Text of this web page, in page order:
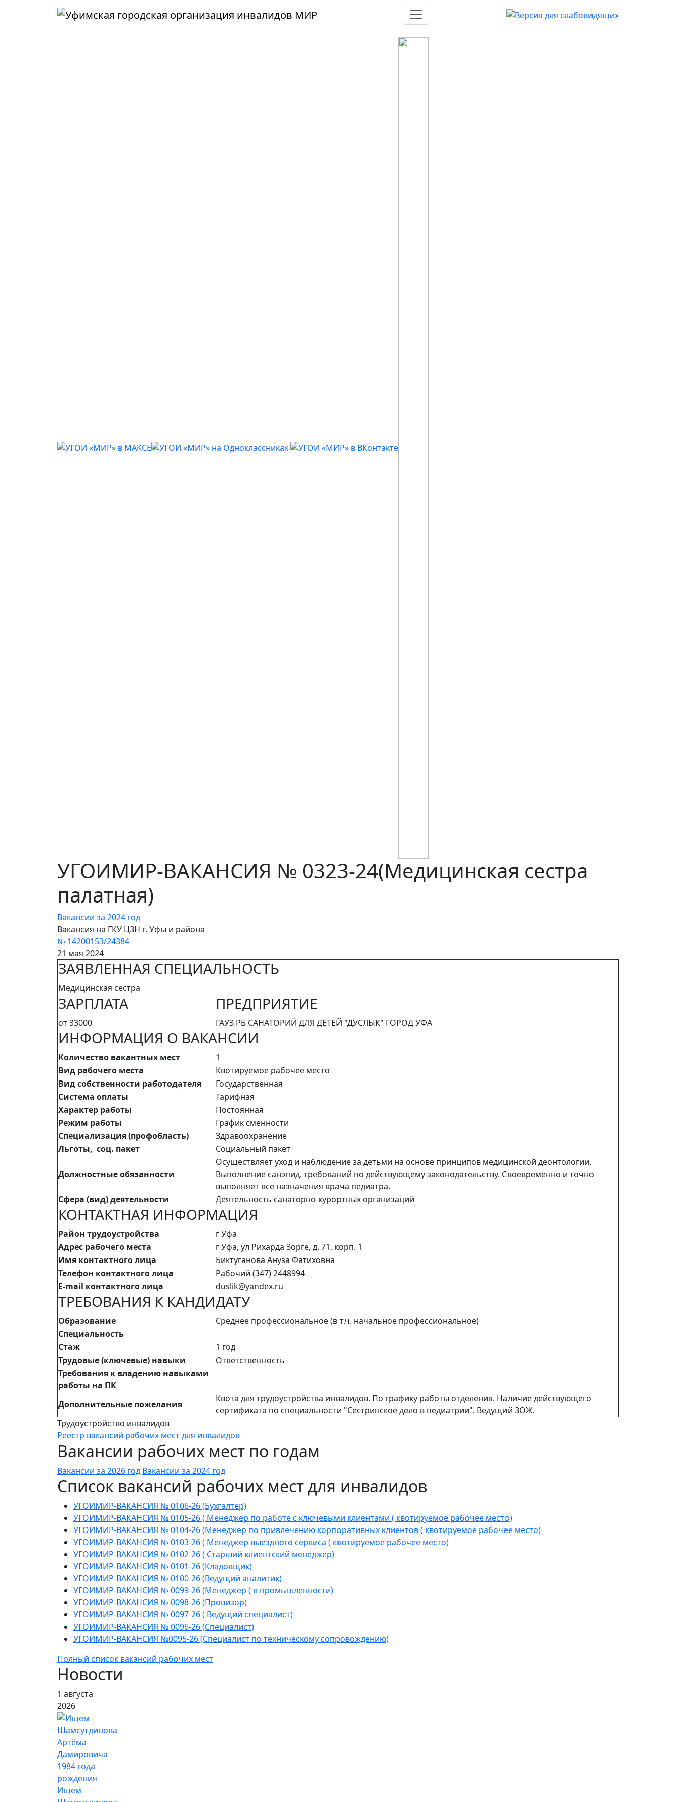
Перейти к основному содержанию
УГОИМИР-ВАКАНСИЯ № 0323-24(Медицинская сестра
палатная)
Вакансии за 2024 год
Вакансия на ГКУ ЦЗН г. Уфы и района
№ 14200153/24384
21 мая 2024
ЗАЯВЛЕННАЯ СПЕЦИАЛЬНОСТЬ
Медицинская сестра
ЗАРПЛАТА ПРЕДПРИЯТИЕ
от 33000 ГАУЗ РБ САНАТОРИЙ ДЛЯ ДЕТЕЙ "ДУСЛЫК" ГОРОД УФА
ИНФОРМАЦИЯ О ВАКАНСИИ
Количество вакантных мест
1
Вид рабочего места
Квотируемое рабочее место
Вид собственности работодателя
Государственная
Система оплаты
Тарифная
Характер работы
Постоянная
Режим работы
График сменности
Специализация (профобласть)
Здравоохранение
Льготы, соц. пакет
Социальный пакет
Должностные обязанности
Осуществляет уход и наблюдение за детьми на основе принципов медицинской деонтологии.
Выполнение санэпид. требований по действующему законодательству. Своевременно и точно
выполняет все назначения врача педиатра.
Сфера (вид) деятельности
Деятельность санаторно-курортных организаций
КОНТАКТНАЯ ИНФОРМАЦИЯ
Район трудоустройства
г Уфа
Адрес рабочего места
г Уфа, ул Рихарда Зорге, д. 71, корп. 1
Имя контактного лица
Биктуганова Ануза Фатиховна
Телефон контактного лица
Рабочий (347) 2448994
E-mail контактного лица
duslik@yandex.ru
ТРЕБОВАНИЯ К КАНДИДАТУ
Образование
Среднее профессиональное (в т.ч. начальное профессиональное)
Специальность
Стаж
1 год
Трудовые (ключевые) навыки
Ответственность
Требования к владению навыками
работы на ПК
Дополнительные пожелания
Квота для трудоустройства инвалидов. По графику работы отделения. Наличие действующего
сертификата по специальности "Сестринское дело в педиатрии". Ведущий ЗОЖ.
Трудоустройство инвалидов
Реестр вакансий рабочих мест для инвалидов
Вакансии рабочих мест по годам
Вакансии за 2026 год Вакансии за 2024 год
Список вакансий рабочих мест для инвалидов
УГОИМИР-ВАКАНСИЯ № 0106-26 (Бухгалтер)
УГОИМИР-ВАКАНСИЯ № 0105-26 ( Менеджер по работе с ключевыми клиентами ( квотируемое рабочее место)
УГОИМИР-ВАКАНСИЯ № 0104-26 (Менеджер по привлечению корпоративных клиентов ( квотируемое рабочее место)
УГОИМИР-ВАКАНСИЯ № 0103-26 ( Менеджер выездного сервиса ( квотируемое рабочее место)
УГОИМИР-ВАКАНСИЯ № 0102-26 ( Старший клиентский менеджер)
УГОИМИР-ВАКАНСИЯ № 0101-26 (Кладовщик)
УГОИМИР-ВАКАНСИЯ № 0100-26 (Ведущий аналитик)
УГОИМИР-ВАКАНСИЯ № 0099-26 (Менеджер ( в промышленности)
УГОИМИР-ВАКАНСИЯ № 0098-26 (Провизор)
УГОИМИР-ВАКАНСИЯ № 0097-26 ( Ведущий специалист)
УГОИМИР-ВАКАНСИЯ № 0096-26 (Специалист)
УГОИМИР-ВАКАНСИЯ №0095-26 (Cпециалист по техническому сопровождению)
Полный список вакансий рабочих мест
Новости
1 августа
2026
Ищем